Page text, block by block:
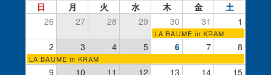
日 月 火 水 木 金
土
26
27 28 29 30 31 1
LA BAUME in KRAM
2 3 4 5 6 7 8
LA BAUME in KRAM
9 10 11 12 13 14 15